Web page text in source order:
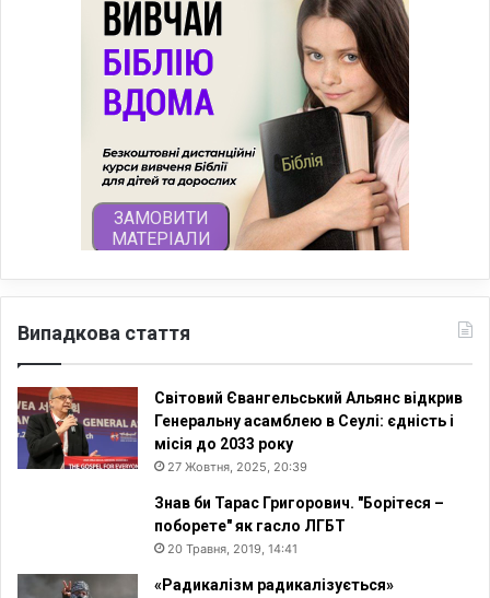
Випадкова стаття
Світовий Євангельський Альянс відкрив
Генеральну асамблею в Сеулі: єдність і
місія до 2033 року
27 Жовтня, 2025, 20:39
Знав би Тарас Григорович. "Борітеся –
поборете" як гасло ЛГБТ
20 Травня, 2019, 14:41
«Радикалізм радикалізується»